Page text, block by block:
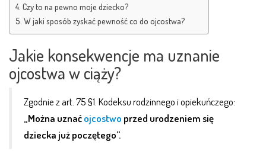
Czy to na pewno moje dziecko?
W jaki sposób zyskać pewność co do ojcostwa?
Jakie konsekwencje ma uznanie
ojcostwa w ciąży?
Zgodnie z art. 75 §1. Kodeksu rodzinnego i opiekuńczego:
„Można uznaćojcostwo przed urodzeniem się
dziecka już poczętego”.